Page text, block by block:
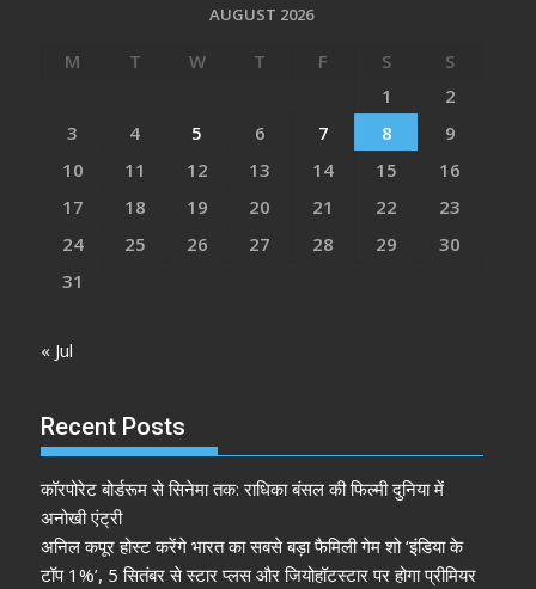
AUGUST 2026
M T W T F S
S
1
2
3
4 5 6 7 8
9
10
11 12 13 14 15
16
17
18 19 20 21 22
23
24
25 26 27 28 29
30
31
« Jul
Recent Posts
कॉरपोरेट बोर्डरूम से सिनेमा तक: राधिका बंसल की फिल्मी दुनिया में
अनोखी एंट्री
अनिल कपूर होस्ट करेंगे भारत का सबसे बड़ा फैमिली गेम शो ‘इंडिया के
टॉप 1%’, 5 सितंबर से स्टार प्लस और जियोहॉटस्टार पर होगा प्रीमियर